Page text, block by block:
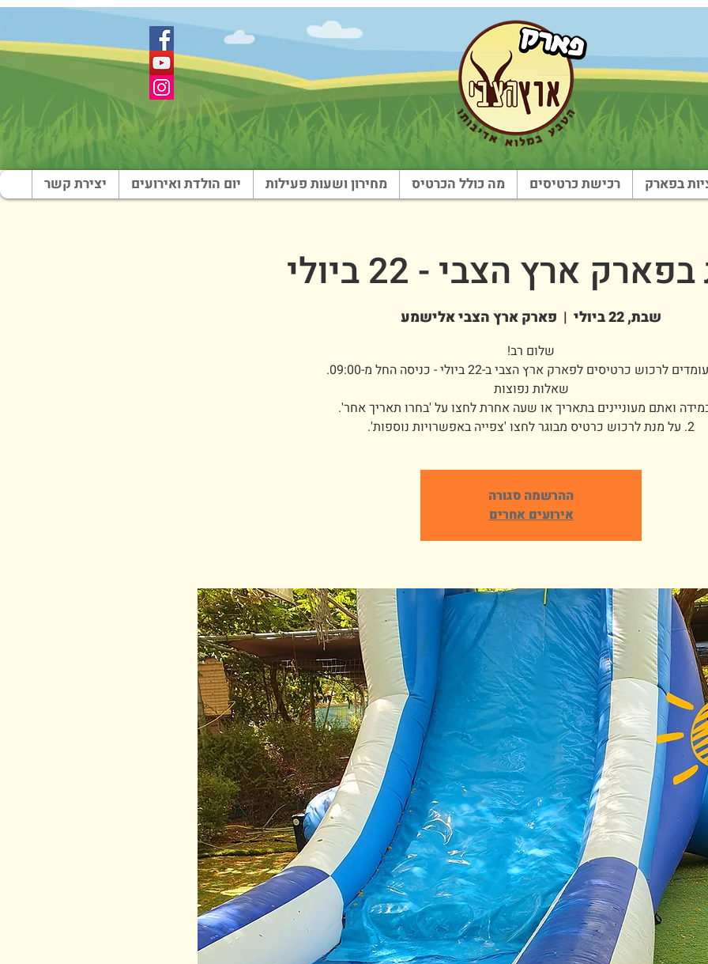
בפארק רכישת כרטיסים מה כולל הכרטיס מחירון ושעות פעילות יום הולדת ואירועים יצירת קשר
ארץ הצבי - 22 ביולי
שבת, 22 ביולי
  |
פארק ארץ הצבי אלישמע
2. על מנת לרכוש כרטיס מבוגר לחצו 'צפייה באפשרויות נוספות'.
ההרשמה סגורה
אירועים אחרים